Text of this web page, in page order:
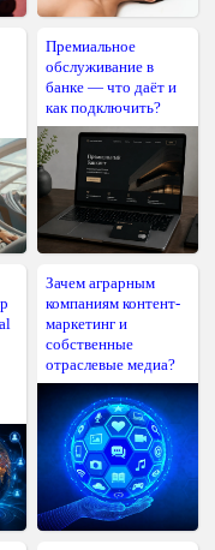
Премиальное
обслуживание в
банке — что даёт и
как подключить?
Зачем аграрным
компаниям контент-
маркетинг и
собственные
отраслевые медиа?